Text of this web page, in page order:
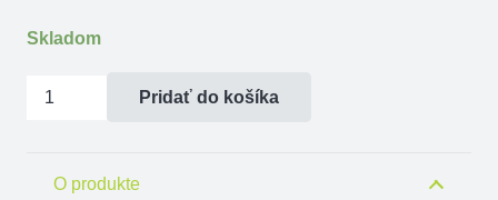
Skladom
množstvo
SLIM
Pridať do košíka
O produkte